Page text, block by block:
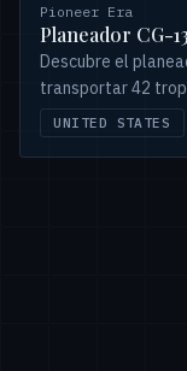
Pioneer Era
Planeador CG-
Descubre el
transportar 42
132 unidades
UNITED STATES